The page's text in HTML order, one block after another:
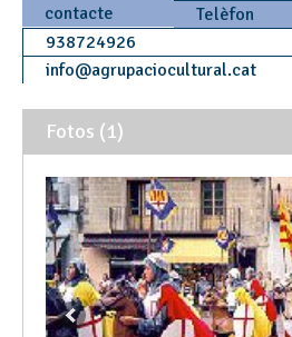
contacte
Telèfon
938724926
info@agrupaciocultural.cat
Fotos (1)